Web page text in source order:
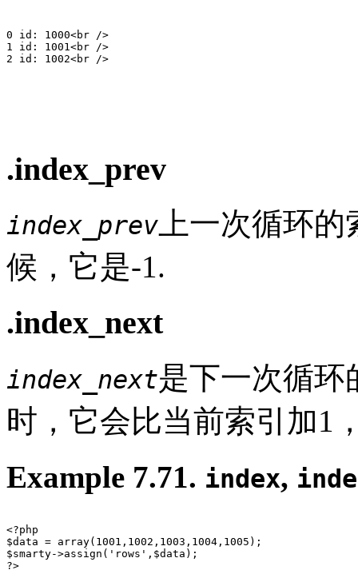
0 id: 1000<br />
1 id: 1001<br />
2 id: 1002<br />
.index_prev
index_prev 上一次循环
候，它是-1.
.index_next
index_next是下一次循环
时，它会比当前索引加1
Example 7.71. index,
<?php
$data = array(1001,1002,1003,1004,1005);
$smarty->assign('rows',$data);
?>